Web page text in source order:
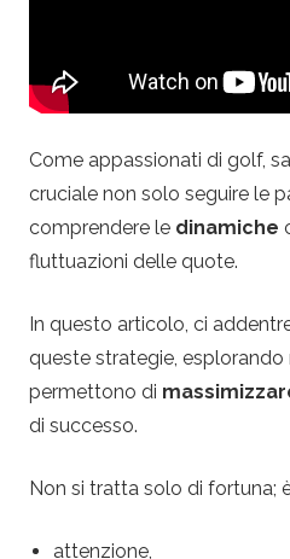
o
.
i
t
–
S
Come appassionati di golf,
cruciale non solo seguire le
comprendere le dinamiche
fluttuazioni delle quote.
In questo articolo, ci
queste strategie,
permettono di
di successo.
Non si tratta solo di fortuna;
attenzione,